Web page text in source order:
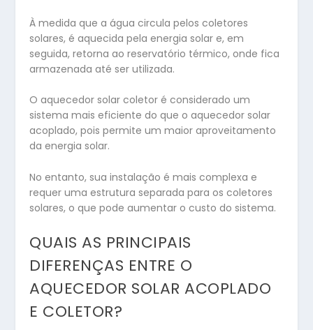
À medida que a água circula pelos coletores
solares, é aquecida pela energia solar e, em
seguida, retorna ao reservatório térmico, onde fica
armazenada até ser utilizada.
O aquecedor solar coletor é considerado um
sistema mais eficiente do que o aquecedor solar
acoplado, pois permite um maior aproveitamento
da energia solar.
No entanto, sua instalação é mais complexa e
requer uma estrutura separada para os coletores
solares, o que pode aumentar o custo do sistema.
QUAIS AS PRINCIPAIS
DIFERENÇAS ENTRE O
AQUECEDOR SOLAR ACOPLADO
E COLETOR?